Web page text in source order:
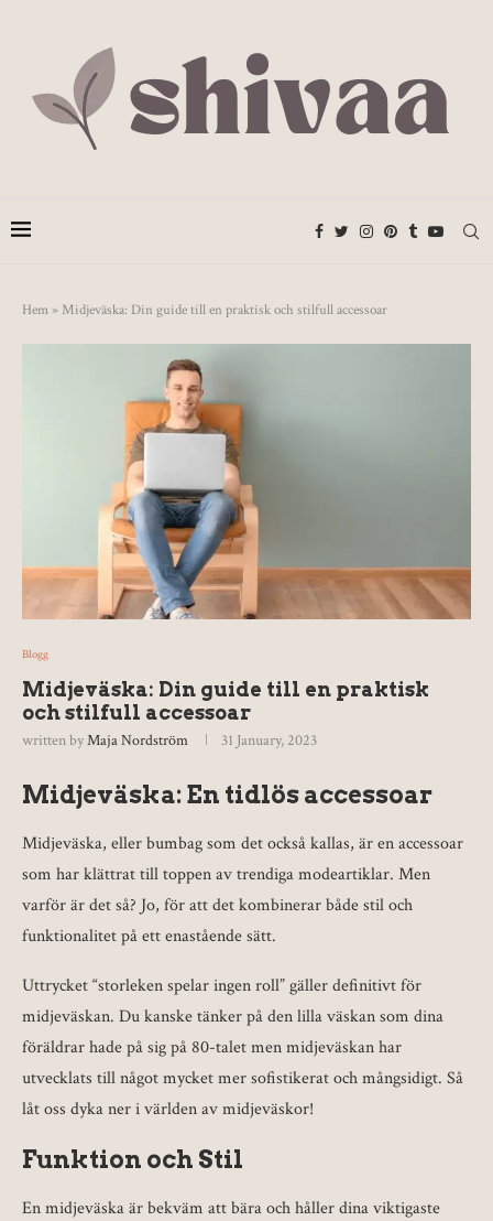
Hem» Midjeväska: Din guide till en praktisk och stilfull accessoar
Blogg
Midjeväska: Din guide till en praktisk
och stilfull accessoar
written byMaja Nordström 31 January, 2023
Midjeväska: En tidlös accessoar
Midjeväska, eller bumbag som det också kallas, är en accessoar
som har klättrat till toppen av trendiga modeartiklar. Men
varför är det så? Jo, för att det kombinerar både stil och
funktionalitet på ett enastående sätt.
Uttrycket “storleken spelar ingen roll” gäller definitivt för
midjeväskan. Du kanske tänker på den lilla väskan som dina
föräldrar hade på sig på 80-talet men midjeväskan har
utvecklats till något mycket mer sofistikerat och mångsidigt. Så
låt oss dyka ner i världen av midjeväskor!
Funktion och Stil
En midjeväska är bekväm att bära och håller dina viktigaste